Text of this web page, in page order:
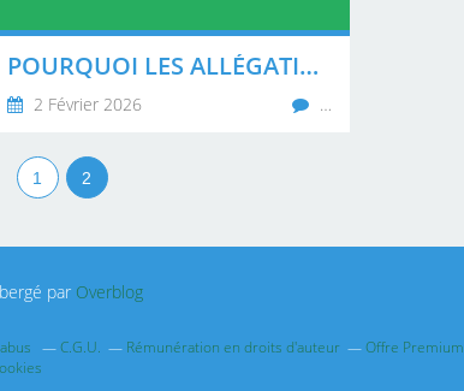
POURQUOI LES ALLÉGATIONS « ÉCOLOGIQUES » SONT PEU IMPORTANTES POUR LES ACHETEURS SÉRIEUX DE VAISSELLE
2 Février 2026 …
1 2
par Overblog
C.G.U. Rémunération en droits d'auteur Offre Premium